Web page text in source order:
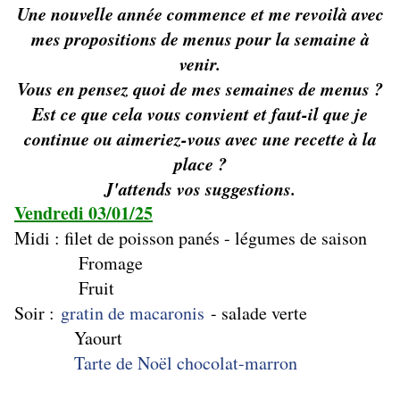
Une nouvelle année commence et me revoilà avec
mes propositions de menus pour la semaine à
venir.
Vous en pensez quoi de mes semaines de menus ?
Est ce que cela vous convient et faut-il que je
continue ou aimeriez-vous avec une recette à la
place ?
J'attends vos suggestions.
Vendredi 03/01/25
Midi : filet de poisson panés - légumes de saison
Fromage
Fruit
Soir : gratin de macaronis - salade verte
Yaourt
Tarte de Noël chocolat-marron